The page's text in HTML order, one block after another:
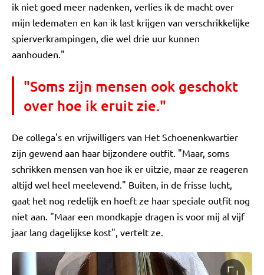
ik niet goed meer nadenken, verlies ik de macht over
mijn ledematen en kan ik last krijgen van verschrikkelijke
spierverkrampingen, die wel drie uur kunnen
aanhouden."
"Soms zijn mensen ook geschokt
over hoe ik eruit zie."
De collega's en vrijwilligers van Het Schoenenkwartier
zijn gewend aan haar bijzondere outfit. "Maar, soms
schrikken mensen van hoe ik er uitzie, maar ze reageren
altijd wel heel meelevend." Buiten, in de frisse lucht,
gaat het nog redelijk en hoeft ze haar speciale outfit nog
niet aan. "Maar een mondkapje dragen is voor mij al vijf
jaar lang dagelijkse kost", vertelt ze.